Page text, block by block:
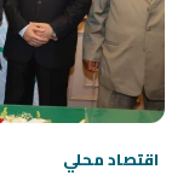
اقتصاد محلي